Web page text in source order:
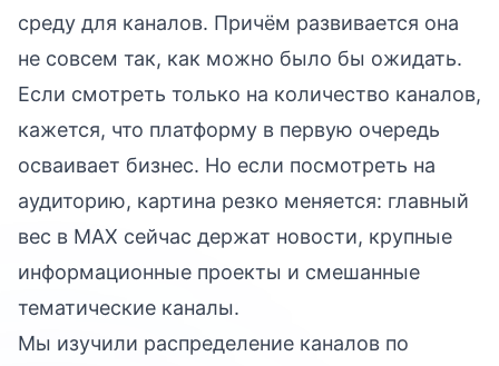
среду для каналов. Причём развивается она
не совсем так, как можно было бы ожидать.
Если смотреть только на количество каналов,
кажется, что платформу в первую очередь
осваивает бизнес. Но если посмотреть на
аудиторию, картина резко меняется: главный
вес в MAX сейчас держат новости, крупные
информационные проекты и смешанные
тематические каналы.
Мы изучили распределение каналов по